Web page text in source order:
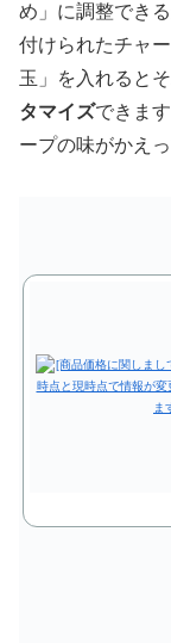
め」に調整でき
付けられたチャ
玉」を入れると
タマイズできま
ープの味がかえ